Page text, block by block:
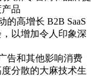
品
的高增长 B2B SaaS
以增加令人印象深
告和其他影响消费
分散的大麻技术生